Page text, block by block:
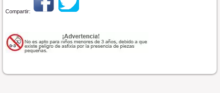
Compartir: